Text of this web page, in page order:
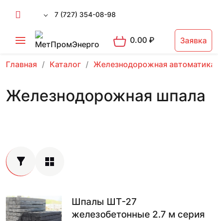
7 (727) 354-08-98
0.00₽ Заявка
Главная Каталог Железнодорожная автоматика
Железнодорожная шпала
Шпалы ШТ-27
железобетонные 2.7 м серия